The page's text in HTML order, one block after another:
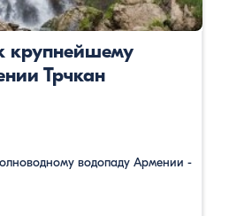
крупнейшему
Трчкан
водопаду Армении -